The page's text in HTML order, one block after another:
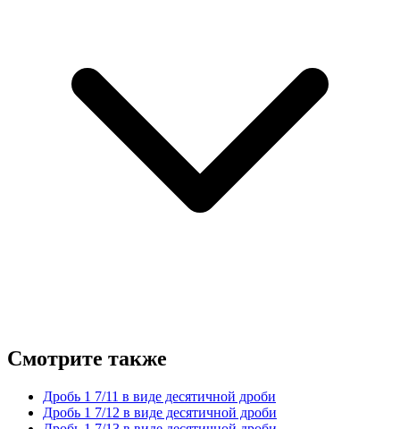
Смотрите также
Дробь 1 7/11 в виде десятичной дроби
Дробь 1 7/12 в виде десятичной дроби